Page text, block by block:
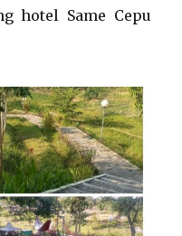
hotel Same Cepu